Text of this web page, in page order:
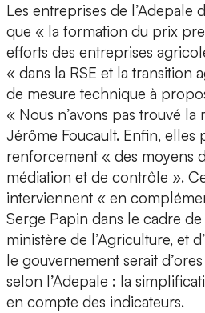
Les entreprises de l’Adepale
que « la formation du prix
efforts des entreprises
« dans la RSE et la transition
de mesure technique à
« Nous n’avons pas trouvé
Jérôme Foucault. Enfin, elles
renforcement « des moyens
médiation et de contrôle ».
interviennent « en
Serge Papin dans le cadre
ministère de l’Agriculture, et
le gouvernement serait
selon l’Adepale : la
en compte des indicateurs.